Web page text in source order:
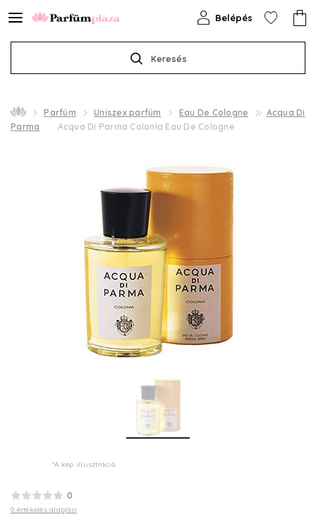
Keresés
Belépés
Parfüm Uniszex parfüm Eau De Cologne
Acqua Di
Parma
Acqua Di Parma Colonia Eau De Cologne
*A kép illusztráció
0
0 értékelés alapján